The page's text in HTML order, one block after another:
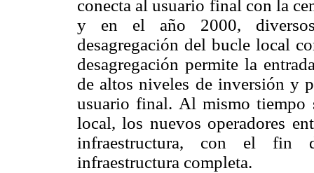
conecta al usuario final con la
y en el año 2000, diversos
desagregación del bucle local
desagregación permite la
de altos niveles de inversión y
usuario final. Al mismo tiempo
local, los nuevos operadores
infraestructura, con el fin
infraestructura completa.